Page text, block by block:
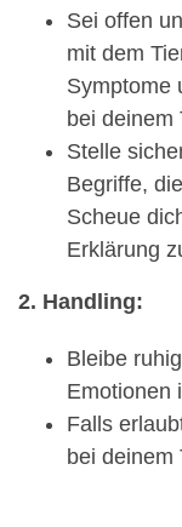
Sei offen
mit dem
Symptome
bei deinem
Stelle
Begriffe,
Scheue
Erklärung
2. Handling:
Bleibe
Emotionen
Falls
bei deinem